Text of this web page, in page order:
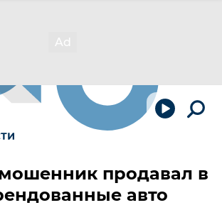
продавал в
авто